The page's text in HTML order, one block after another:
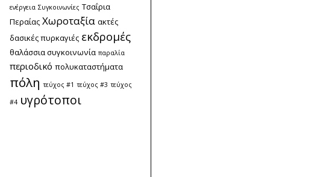
ενέργεια Συγκοινωνίες Τσαΐρια
Περαίας Χωροταξία ακτές
δασικές πυρκαγιές εκδρομές
θαλάσσια συγκοινωνία παραλία
περιοδικό πολυκαταστήματα
πόλη τεύχος #1 τεύχος #3 τεύχος
#4 υγρότοποι